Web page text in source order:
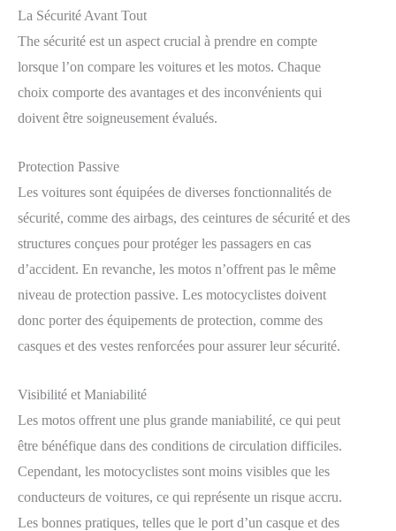
La Sécurité Avant Tout
The sécurité est un aspect crucial à prendre en compte
lorsque l’on compare les voitures et les motos. Chaque
choix comporte des avantages et des inconvénients qui
doivent être soigneusement évalués.
Protection Passive
Les voitures sont équipées de diverses fonctionnalités de
sécurité, comme des airbags, des ceintures de sécurité et des
structures conçues pour protéger les passagers en cas
d’accident. En revanche, les motos n’offrent pas le même
niveau de protection passive. Les motocyclistes doivent
donc porter des équipements de protection, comme des
casques et des vestes renforcées pour assurer leur sécurité.
Visibilité et Maniabilité
Les motos offrent une plus grande maniabilité, ce qui peut
être bénéfique dans des conditions de circulation difficiles.
Cependant, les motocyclistes sont moins visibles que les
conducteurs de voitures, ce qui représente un risque accru.
Les bonnes pratiques, telles que le port d’un casque et des